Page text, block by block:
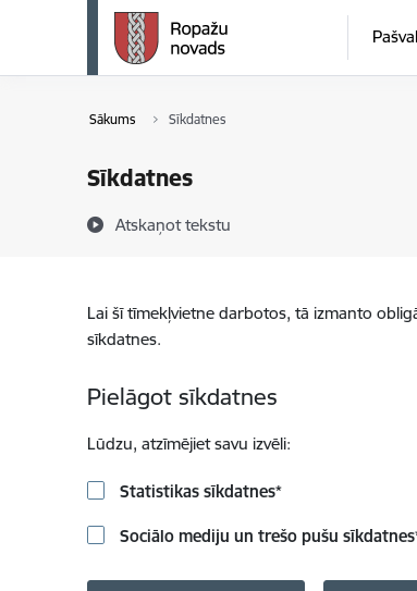
Pāriet uz lapas saturu
Sākums Sīkdatnes
Sīkdatnes
Atskaņot tekstu
Lai šī tīmekļvietne darbotos, tā izmanto
sīkdatnes.
Pielāgot sīkdatnes
Lūdzu, atzīmējiet savu izvēli:
Statistikas sīkdatnes*
Sociālo mediju un trešo pušu sīkdatnes